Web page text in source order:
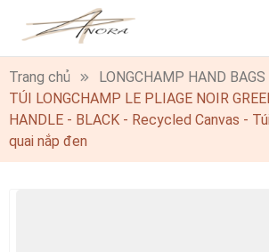
0
Trang chủ LONGCHAMP HAND BAGS
TÚI LONGCHAMP LE PLIAGE NOIR
HANDLE - BLACK - Recycled Canvas -
quai nắp đen